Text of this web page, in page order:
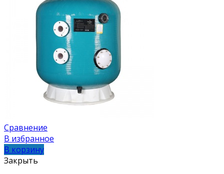
Сравнение
В избранное
В корзину
Закрыть